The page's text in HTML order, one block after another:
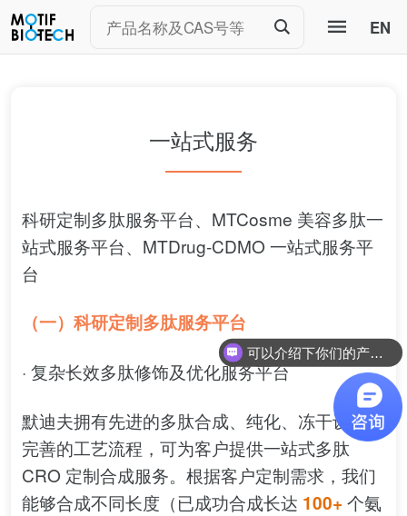
EN
一站式服务
科研定制多肽服务平台、MTCosme 美容多肽一
站式服务平台、MTDrug-CDMO 一站式服务平
台
（一）科研定制多肽服务平台
· 复杂长效多肽修饰及优化服务平台
默迪夫拥有先进的多肽合成、纯化、冻干设备，
完善的工艺流程，可为客户提供一站式多肽
CRO 定制合成服务。根据客户定制需求，我们
能够合成不同长度（已成功合成长达 100+ 个氨
可以介绍下你们的产品么